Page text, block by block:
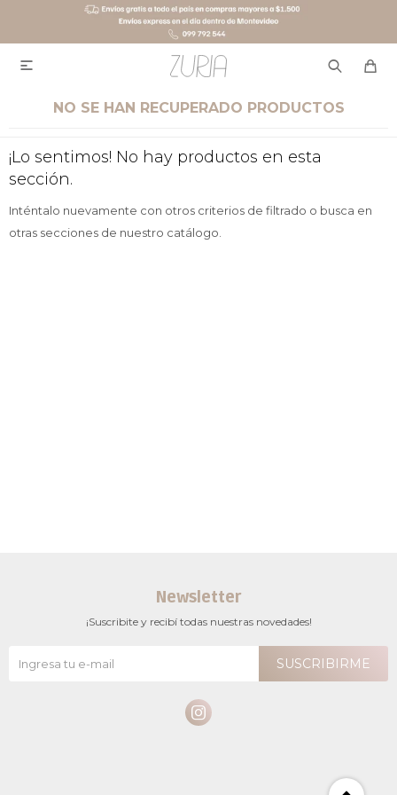

NO SE HAN RECUPERADO PRODUCTOS
¡Lo sentimos! No hay productos en esta
sección.
Inténtalo nuevamente con otros criterios de filtrado o busca en
otras secciones de nuestro catálogo.
Newsletter
¡Suscribite y recibí todas nuestras novedades!
SUSCRIBIRME
